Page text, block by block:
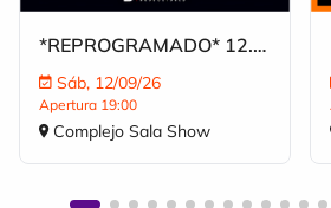
*REPROGRAMADO* 12.SEPTIEMBRE | YA ICE DILAN
Sáb, 12/09/26
Apertura 19:00
Complejo Sala Show